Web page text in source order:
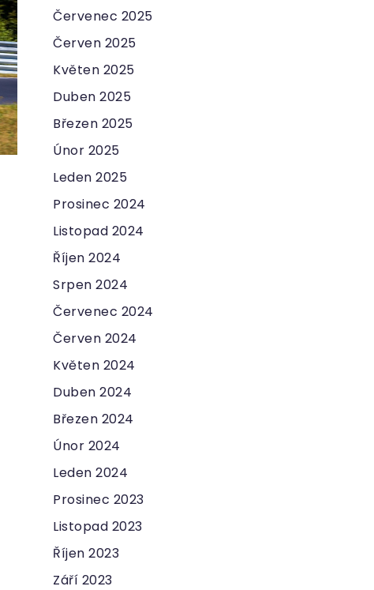
Červenec 2025
Červen 2025
Květen 2025
Duben 2025
Březen 2025
Únor 2025
Leden 2025
Prosinec 2024
Listopad 2024
Říjen 2024
Srpen 2024
Červenec 2024
Červen 2024
Květen 2024
Duben 2024
Březen 2024
Únor 2024
Leden 2024
Prosinec 2023
Listopad 2023
Říjen 2023
Září 2023